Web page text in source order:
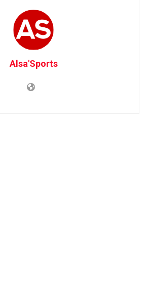
Alsa'Sports